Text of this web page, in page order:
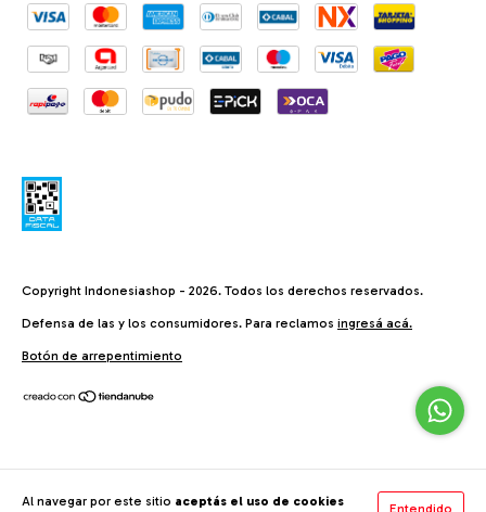
Al navegar por este sitio aceptás el uso de cookies
Entendido
Copyright Indonesiashop - 2026. Todos los derechos reservados.
Defensa de las y los consumidores. Para reclamos ingresá acá.
Botón de arrepentimiento